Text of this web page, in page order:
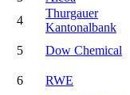
4
Thurgauer
Kantonalbank
5 Dow Chemical
6 RWE